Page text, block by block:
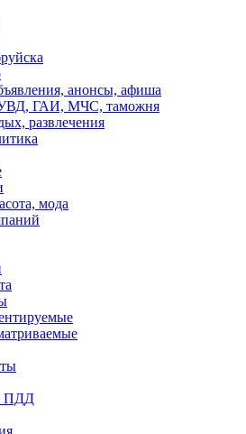
анонсы, афиша
ГАИ, МЧС, таможня
развлечения
мода
ПДД